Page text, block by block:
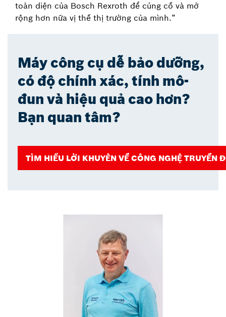
toàn diện của Bosch Rexroth để củng cố và mở
rộng hơn nữa vị thế thị trường của mình.”
Máy công cụ dễ bảo dưỡng,
có độ chính xác, tính mô-
đun và hiệu quả cao hơn?
Bạn quan tâm?
TÌM HIỂU LỜI KHUYÊN VỀ CÔNG NGHỆ TRUYỀN